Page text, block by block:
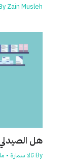
Zain Musleh
هل
By تالا سمارة •